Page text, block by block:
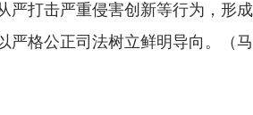
严打击严重侵害创新等行为，形
严格公正司法树立鲜明导向。（